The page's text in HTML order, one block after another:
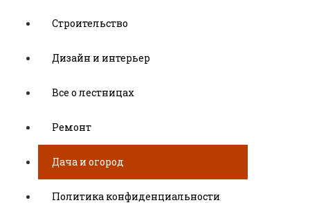
Строительство
Дизайн и интерьер
Все о лестницах
Ремонт
Дача и огород
Политика конфиденциальности